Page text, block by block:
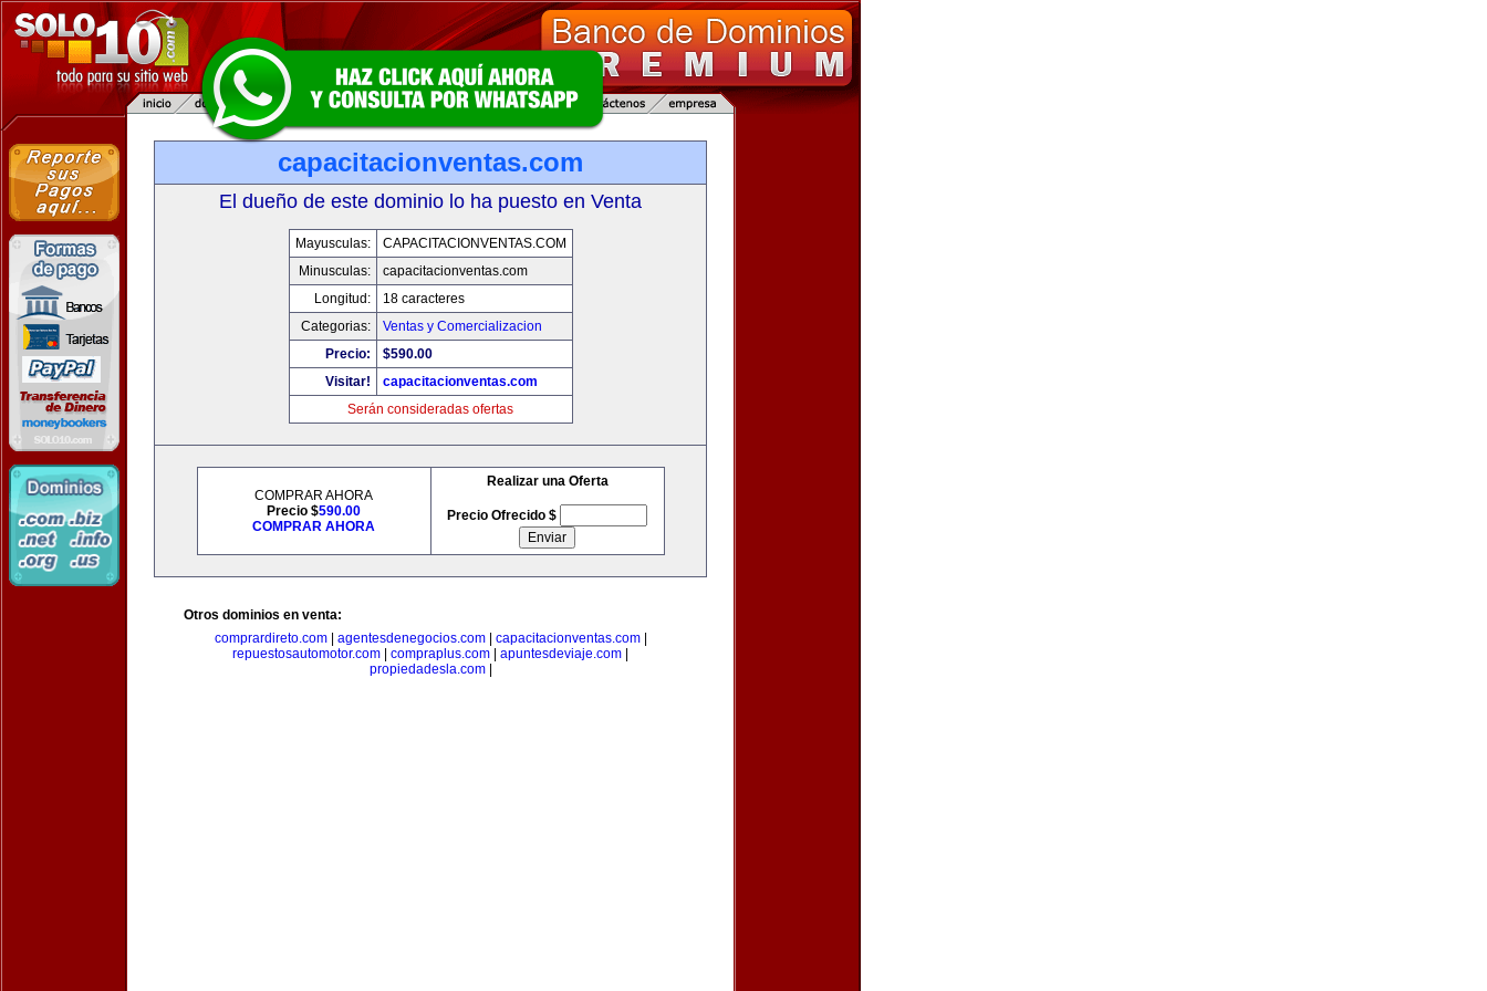
capacitacionventas.com
El dueño de este dominio lo ha puesto en Venta
Mayusculas:
CAPACITACIONVENTAS.COM
Minusculas:
capacitacionventas.com
Longitud:
18 caracteres
Categorias:
Ventas y Comercializacion
Precio:
$590.00
Visitar!
capacitacionventas.com
Serán consideradas ofertas
COMPRAR AHORA
Precio $590.00
COMPRAR AHORA
Realizar una Oferta
Precio Ofrecido $
Otros dominios en venta:
comprardireto.com| agentesdenegocios.com| capacitacionventas.com|
repuestosautomotor.com
compraplus.com apuntesdeviaje.com
propiedadesla.com|